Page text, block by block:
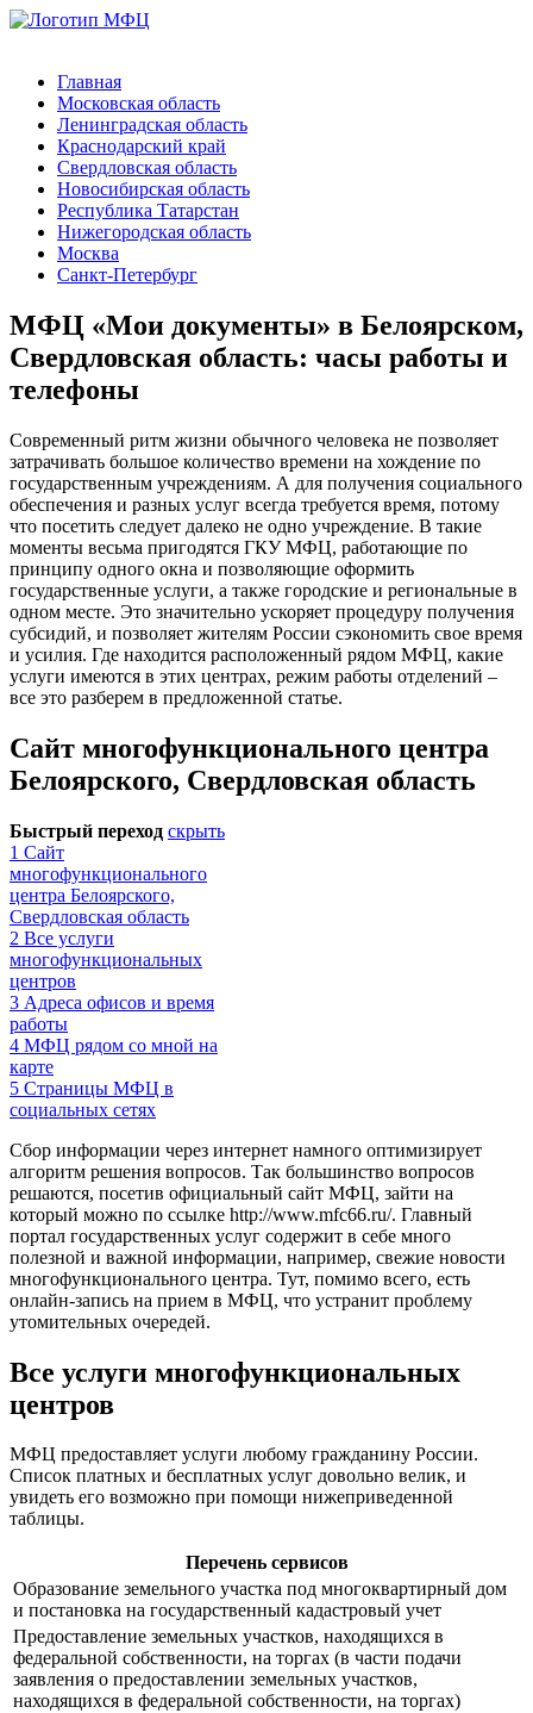
Главная
Московская область
Ленинградская область
Краснодарский край
Свердловская область
Новосибирская область
Республика Татарстан
Нижегородская область
Москва
Санкт-Петербург
МФЦ «Мои документы» в Белоярском,
Свердловская область: часы работы и
телефоны
Современный ритм жизни обычного человека не позволяет
затрачивать большое количество времени на хождение по
государственным учреждениям. А для получения социального
обеспечения и разных услуг всегда требуется время, потому
что посетить следует далеко не одно учреждение. В такие
моменты весьма пригодятся ГКУ МФЦ, работающие по
принципу одного окна и позволяющие оформить
государственные услуги, а также городские и региональные в
одном месте. Это значительно ускоряет процедуру получения
субсидий, и позволяет жителям России сэкономить свое время
и усилия. Где находится расположенный рядом МФЦ, какие
услуги имеются в этих центрах, режим работы отделений –
все это разберем в предложенной статье.
Сайт многофункционального центра
Белоярского, Свердловская область
Быстрый переход скрыть
1 Сайт
многофункционального
центра Белоярского,
Свердловская область
2 Все услуги
многофункциональных
центров
3 Адреса офисов и время
работы
4 МФЦ рядом со мной на
карте
5 Страницы МФЦ в
социальных сетях
Сбор информации через интернет намного оптимизирует
алгоритм решения вопросов. Так большинство вопросов
решаются, посетив официальный сайт МФЦ, зайти на
который можно по ссылке http://www.mfc66.ru/. Главный
портал государственных услуг содержит в себе много
полезной и важной информации, например, свежие новости
многофункционального центра. Тут, помимо всего, есть
онлайн-запись на прием в МФЦ, что устранит проблему
утомительных очередей.
Все услуги многофункциональных
центров
МФЦ предоставляет услуги любому гражданину России.
Список платных и бесплатных услуг довольно велик, и
увидеть его возможно при помощи нижеприведенной
таблицы.
Перечень сервисов
Образование земельного участка под многоквартирный дом
и постановка на государственный кадастровый учет
Предоставление земельных участков, находящихся в
федеральной собственности, на торгах (в части подачи
заявления о предоставлении земельных участков,
находящихся в федеральной собственности, на торгах)